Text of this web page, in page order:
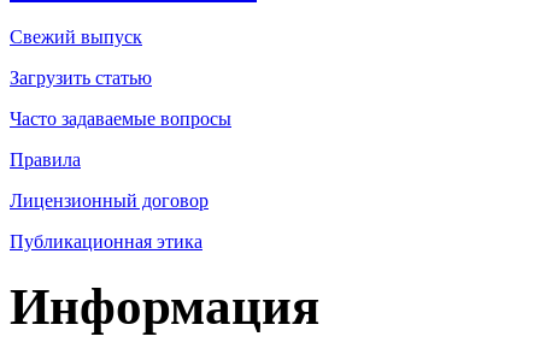
Свежий выпуск
Загрузить статью
Часто задаваемые вопросы
Правила
Лицензионный договор
Публикационная этика
Информация